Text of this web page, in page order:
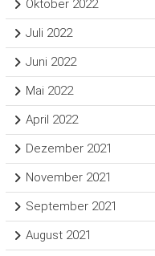
Oktober 2022
Juli 2022
Juni 2022
Mai 2022
April 2022
Dezember 2021
November 2021
September 2021
August 2021